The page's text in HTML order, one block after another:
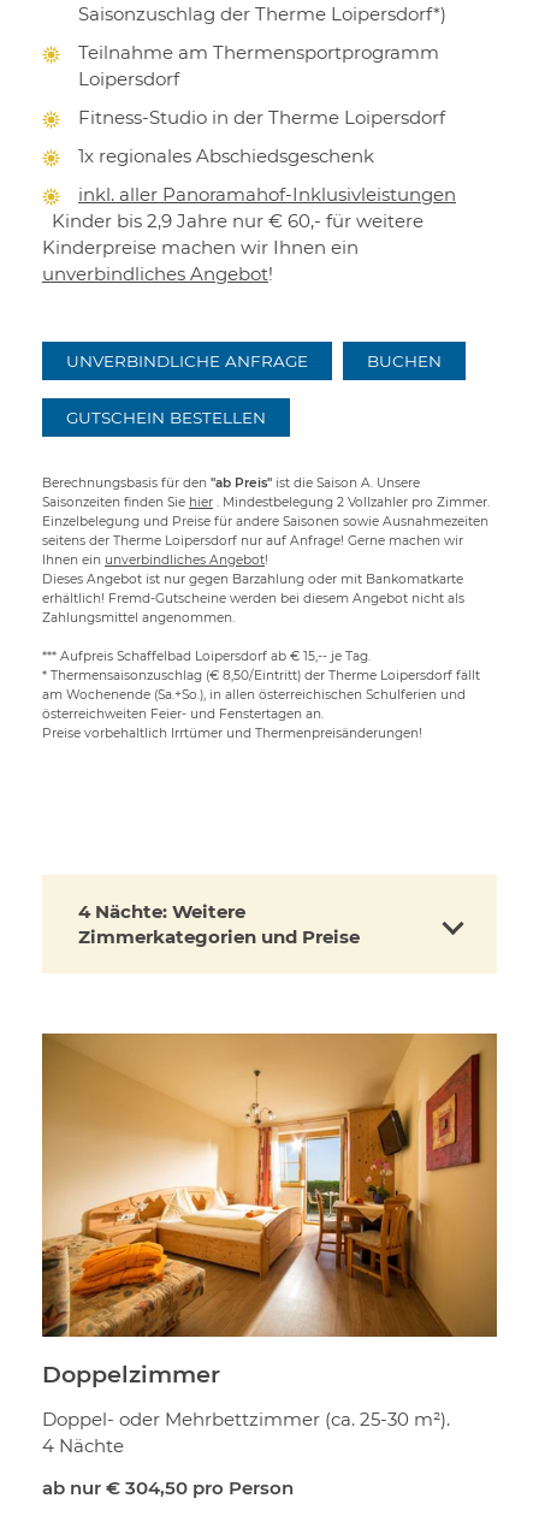
Saisonzuschlag der Therme Loipersdorf*)
Teilnahme am Thermensportprogramm
Loipersdorf
Fitness-Studio in der Therme Loipersdorf
1x regionales Abschiedsgeschenk
inkl. aller Panoramahof-Inklusivleistungen
Kinder bis 2,9 Jahre nur € 60,- für weitere
Kinderpreise machen wir Ihnen ein
unverbindliches Angebot!
UNVERBINDLICHE ANFRAGE BUCHEN
GUTSCHEIN BESTELLEN
Berechnungsbasis für den "ab Preis" ist die Saison A. Unsere
Saisonzeiten finden Sie hier . Mindestbelegung 2 Vollzahler pro Zimmer.
Einzelbelegung und Preise für andere Saisonen sowie Ausnahmezeiten
seitens der Therme Loipersdorf nur auf Anfrage! Gerne machen wir
Ihnen ein unverbindliches Angebot!
Dieses Angebot ist nur gegen Barzahlung oder mit Bankomatkarte
erhältlich! Fremd-Gutscheine werden bei diesem Angebot nicht als
Zahlungsmittel angenommen.
*** Aufpreis Schaffelbad Loipersdorf ab € 15,-- je Tag.
* Thermensaisonzuschlag (€ 8,50/Eintritt) der Therme Loipersdorf fällt
am Wochenende (Sa.+So.), in allen österreichischen Schulferien und
österreichweiten Feier- und Fenstertagen an.
Preise vorbehaltlich Irrtümer und Thermenpreisänderungen!
4 Nächte: Weitere
Zimmerkategorien und Preise
Doppelzimmer
Doppel- oder Mehrbettzimmer (ca. 25-30 m²).
4 Nächte
ab nur € 304,50 pro Person